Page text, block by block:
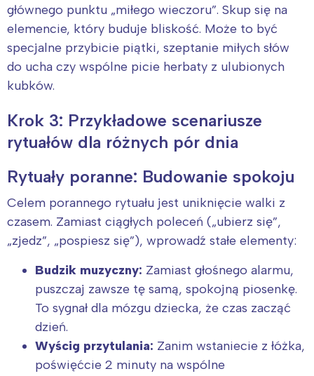
głównego punktu „miłego wieczoru”. Skup się na
elemencie, który buduje bliskość. Może to być
specjalne przybicie piątki, szeptanie miłych słów
do ucha czy wspólne picie herbaty z ulubionych
kubków.
Krok 3: Przykładowe scenariusze
rytuałów dla różnych pór dnia
Rytuały poranne: Budowanie spokoju
Celem porannego rytuału jest uniknięcie walki z
czasem. Zamiast ciągłych poleceń („ubierz się”,
„zjedz”, „pospiesz się”), wprowadź stałe elementy:
Budzik muzyczny: Zamiast głośnego alarmu,
puszczaj zawsze tę samą, spokojną piosenkę.
To sygnał dla mózgu dziecka, że czas zacząć
dzień.
Wyścig przytulania: Zanim wstaniecie z łóżka,
poświęćcie 2 minuty na wspólne